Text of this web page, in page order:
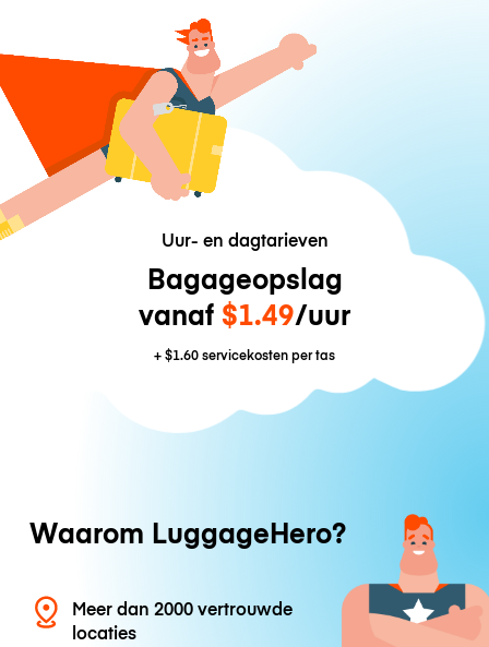
Uur- en dagtarieven
Bagageopslag
vanaf $1.49/uur
+$1.60servicekosten per tas
Waarom LuggageHero?
Meer dan 2000 vertrouwde
locaties